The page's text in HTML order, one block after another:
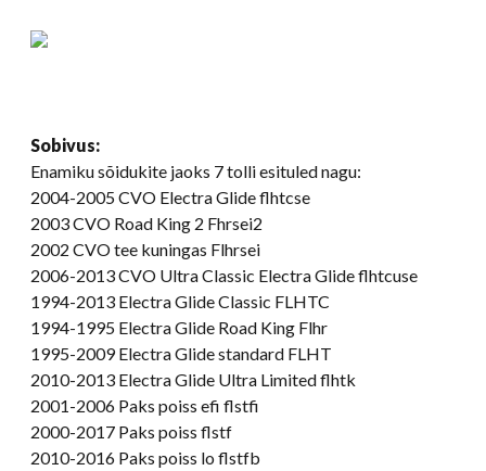
Sobivus:
Enamiku sõidukite jaoks 7 tolli esituled nagu:
2004-2005 CVO Electra Glide flhtcse
2003 CVO Road King 2 Fhrsei2
2002 CVO tee kuningas Flhrsei
2006-2013 CVO Ultra Classic Electra Glide flhtcuse
1994-2013 Electra Glide Classic FLHTC
1994-1995 Electra Glide Road King Flhr
1995-2009 Electra Glide standard FLHT
2010-2013 Electra Glide Ultra Limited flhtk
2001-2006 Paks poiss efi flstfi
2000-2017 Paks poiss flstf
2010-2016 Paks poiss lo flstfb